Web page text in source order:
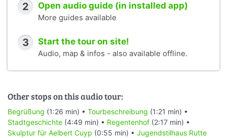
2 Open audio guide (in installed app)
More guides available
3 Start the tour on site!
Audio, map & infos - also available offline.
Other stops on this audio tour:
Begrüßung (1:26 min) • Tourbeschreibung (1:21 min) •
Stadtgeschichte (4:49 min) • Regentenhof (2:17 min) •
Skulptur für Aelbert Cuyp (0:55 min) • Jugendstilhaus Rutte